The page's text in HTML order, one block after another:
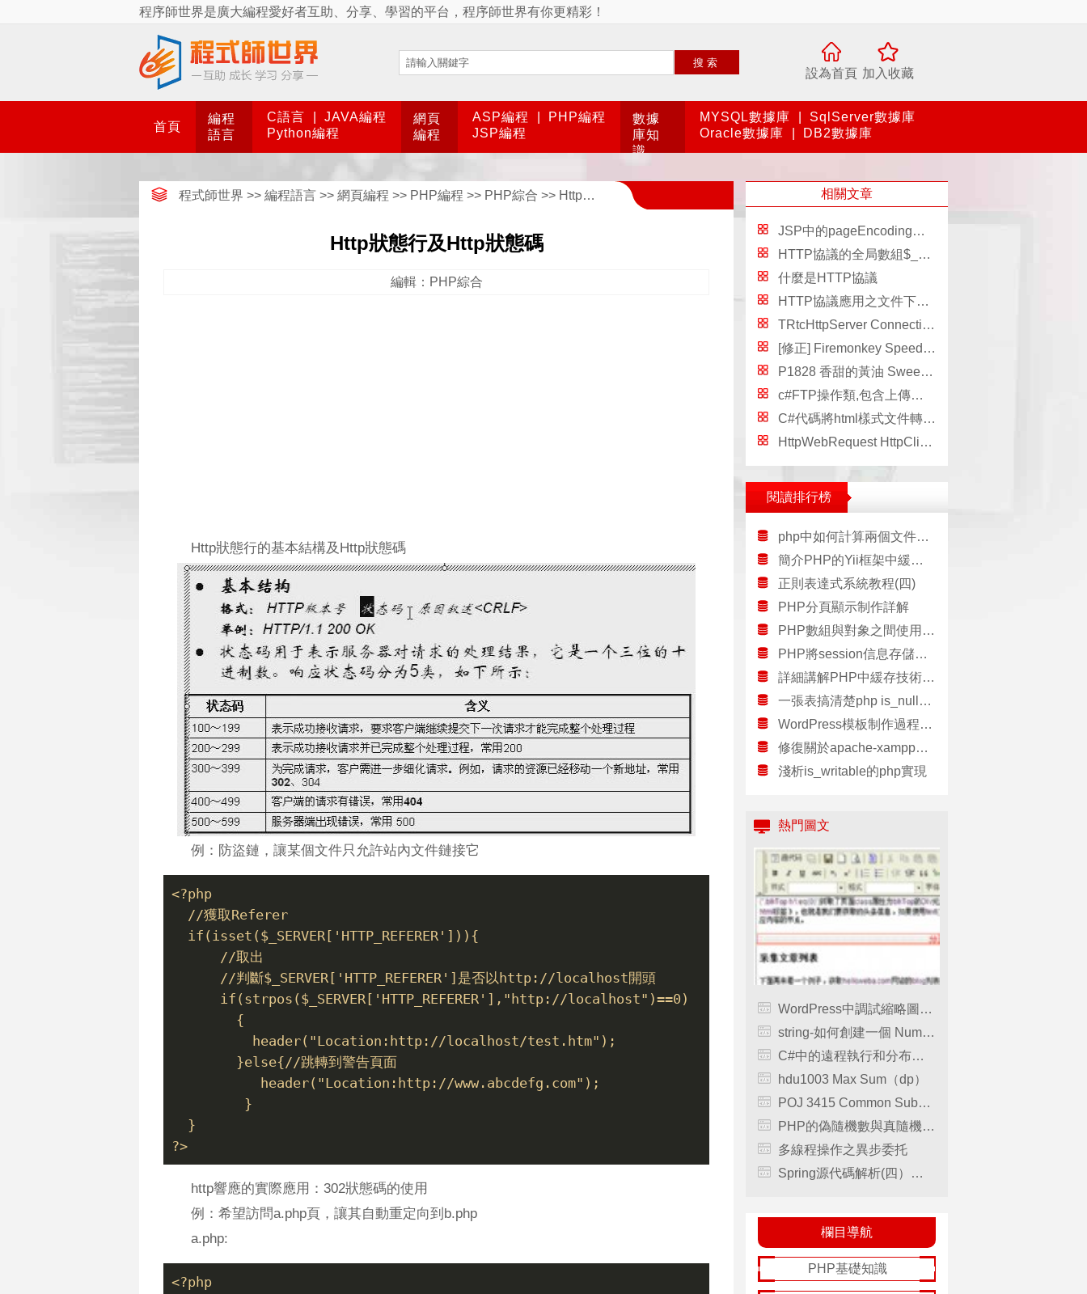
程序師世界是廣大編程愛好者互助、分享、學習的平台，程序師世界有你更精彩！
搜索
設為首頁 加入收藏
首頁
編程
語言
C語言
JAVA編程
Python編程
網頁
編程
ASP編程
PHP編程
JSP編程
數據
庫知
識
MYSQL數據庫
SqlServer數據庫
Oracle數據庫
DB2數據庫
程式師世界 >> 編程語言 >> 網頁編程 >> PHP編程 >> PHP綜合 >> Http狀態行及Http狀態碼
Http狀態行及Http狀態碼
編輯：PHP綜合
Http狀態行的基本結構及Http狀態碼
例：防盜鏈，讓某個文件只允許站內文件鏈接它
<?php
  //獲取Referer
  if(isset($_SERVER['HTTP_REFERER'])){
      //取出
      //判斷$_SERVER['HTTP_REFERER']是否以http://localhost開頭
      if(strpos($_SERVER['HTTP_REFERER'],"http://localhost")==0)
        {
          header("Location:http://localhost/test.htm");
        }else{//跳轉到警告頁面
           header("Location:http://www.abcdefg.com");
         }
  }
?>
http響應的實際應用：302狀態碼的使用
例：希望訪問a.php頁，讓其自動重定向到b.php
a.php:
<?php
相關文章
JSP中的pageEncoding和contentType屬性
HTTP協議的全局數組$_SERVER
什麼是HTTP協議
HTTP協議應用之文件下載的實現
TRtcHttpServer Connections.，chttpserver
[修正] Firemonkey SpeedButton 鼠標移開按鈕後 IsPressed 為 False 的問題，wpfbuttonispressed
P1828 香甜的黃油 Sweet Butter，p1828butter
c#FTP操作類,包含上傳，下載，刪除，獲取FTP文件列表文件夾等Hhelp類，
C#代碼將html樣式文件轉為Word文檔，
HttpWebRequest HttpClient，httpwebrequest
閱讀排行榜
php中如何計算兩個文件之間的相對路徑
簡介PHP的Yii框架中緩存的一些高級用法
正則表達式系統教程(四)
PHP分頁顯示制作詳解
PHP數組與對象之間使用遞歸實現轉換的方法
PHP將session信息存儲到數據庫的類實例
詳細講解PHP中緩存技術的應用
一張表搞清楚php is_null、empty、isset的區別
WordPress模板制作過程中的錯誤定位方法
修復關於apache-xampp的問題：Port 443 in use by “vmware-hostd.exe”!
淺析is_writable的php實現
熱門圖文
WordPress中調試縮略圖的相關PHP函數使用解析，wordpress縮略圖
string-如何創建一個 NumberPad？
C#中的遠程執行和分布式計算
hdu1003 Max Sum（dp）
POJ 3415 Common Substrings(後綴數組+單調棧)
PHP的偽隨機數與真隨機數詳解
多線程操作之異步委托
Spring源代碼解析(四）：Spring MVC
欄目導航
PHP基礎知識